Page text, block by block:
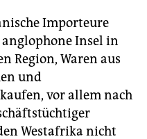
Importeure
Insel in
Region, Waren aus
und
vor allem nach
Westafrika nicht